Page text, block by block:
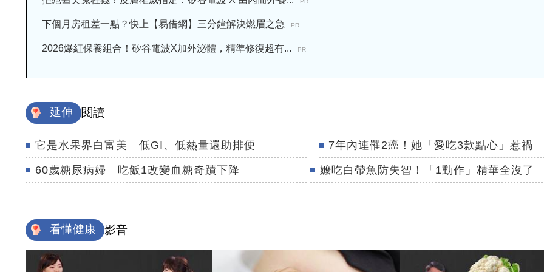
下個月房租差一點？快上【易借網】三分鐘解決燃眉之急 PR
2026爆紅保養組合！矽谷電波X加外泌體，精準修復超有... PR
延伸 閱讀
它是水果界白富美 低GI、低熱量還助排便 7年內連罹2癌！她「愛吃3款點心」惹禍
60歲糖尿病婦 吃飯1改變血糖奇蹟下降 嬤吃白帶魚防失智！「1動作」精華全沒了
看懂健康 影音